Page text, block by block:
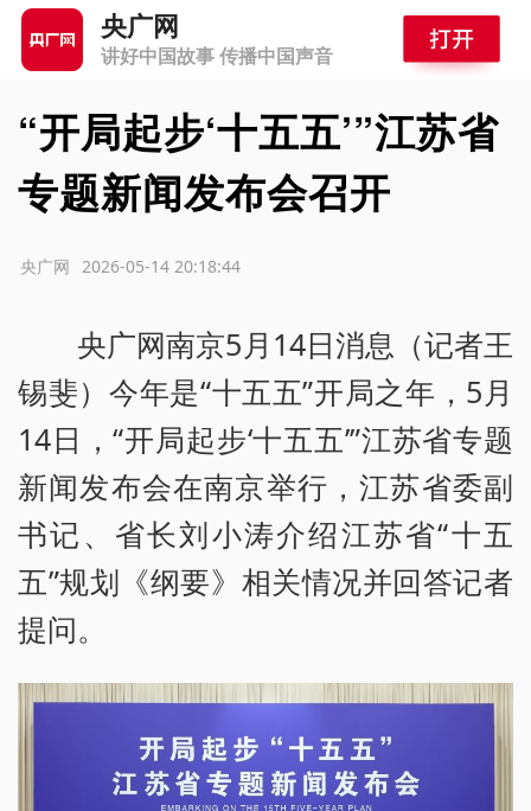
央广网
讲好中国故事 传播中国声音
“开局起步‘十五五’”江苏省
专题新闻发布会召开
2026-05-14 20:18:44
央广网
央广网南京5月14日消息（记者王
锡斐）今年是“十五五”开局之年，5月
14日，“开局起步‘十五五’”江苏省专题
新闻发布会在南京举行，江苏省委副
书记、省长刘小涛介绍江苏省“十五
五”规划《纲要》相关情况并回答记者
提问。